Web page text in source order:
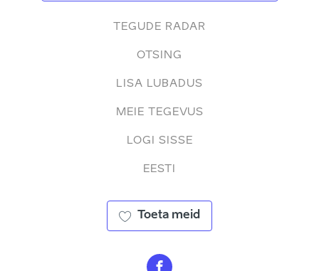
TEGUDE RADAR
OTSING
LISA LUBADUS
MEIE TEGEVUS
LOGI SISSE
EESTI
Toeta meid